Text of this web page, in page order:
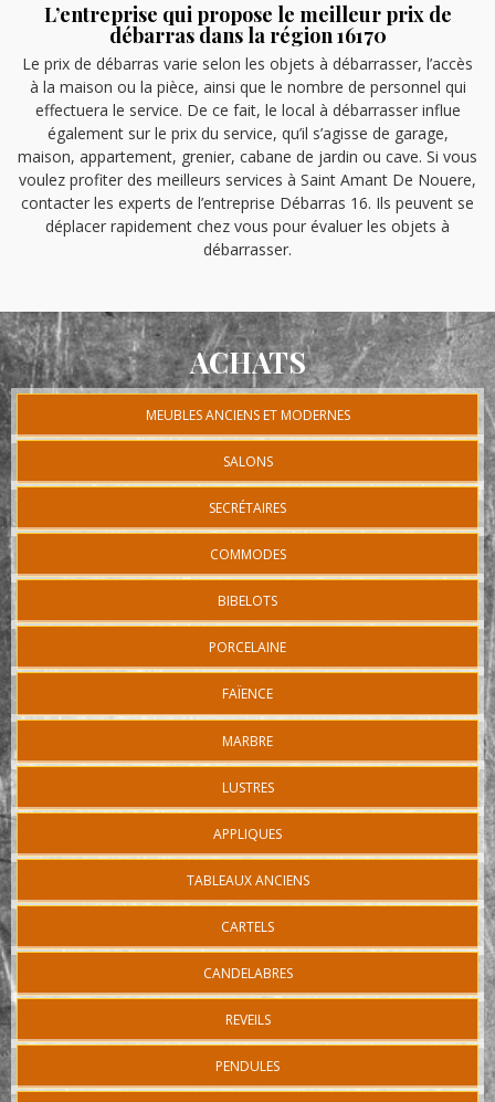
L’entreprise qui propose le meilleur prix de
débarras dans la région 16170
Le prix de débarras varie selon les objets à débarrasser, l’accès
à la maison ou la pièce, ainsi que le nombre de personnel qui
effectuera le service. De ce fait, le local à débarrasser influe
également sur le prix du service, qu’il s’agisse de garage,
maison, appartement, grenier, cabane de jardin ou cave. Si vous
voulez profiter des meilleurs services à Saint Amant De Nouere,
contacter les experts de l’entreprise Débarras 16. Ils peuvent se
déplacer rapidement chez vous pour évaluer les objets à
débarrasser.
ACHATS
MEUBLES ANCIENS ET MODERNES
SALONS
SECRÉTAIRES
COMMODES
BIBELOTS
PORCELAINE
FAÏENCE
MARBRE
LUSTRES
APPLIQUES
TABLEAUX ANCIENS
CARTELS
CANDELABRES
REVEILS
PENDULES